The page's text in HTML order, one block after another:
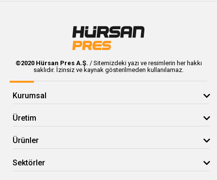
©2020 Hürsan Pres A.Ş. / Sitemizdeki yazı ve resimlerin her hakkı
saklıdır. İzinsiz ve kaynak gösterilmeden kullanılamaz.
Kurumsal
Üretim
Ürünler
Sektörler